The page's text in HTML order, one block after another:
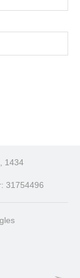
1434
31754496